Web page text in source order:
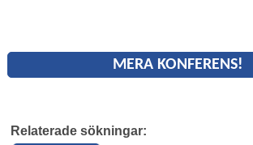
MERA KONFERENS!
Relaterade sökningar: